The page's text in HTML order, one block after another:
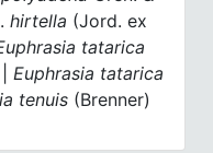
hirtella (Jord. ex
tatarica
|Euphrasia tatarica
tenuis (Brenner)